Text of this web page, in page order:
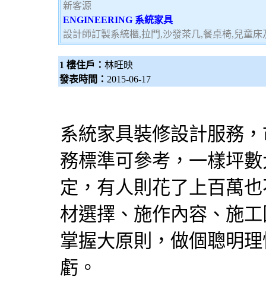
新客源
ENGINEERING 系統家具
設計師訂製系統櫃,拉門,沙發茶几,餐桌椅,兒童
1 樓住戶： 林旺映
發表時間： 2015-06-17
系統家具裝修設計服務
務標準可參考，一樣坪
定，有人則花了上百萬
材選擇、施作內容、施
掌握大原則，做個聰明
虧。